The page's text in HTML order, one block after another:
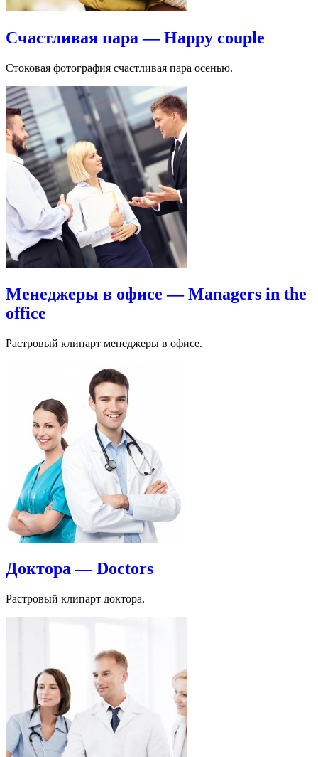
Счастливая пара — Happy couple
Стоковая фотография счастливая пара осенью.
Менеджеры в офисе — Managers in the
office
Растровый клипарт менеджеры в офисе.
Доктора — Doctors
Растровый клипарт доктора.